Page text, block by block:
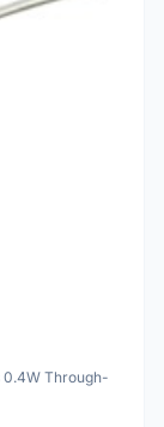
0.4W Through-